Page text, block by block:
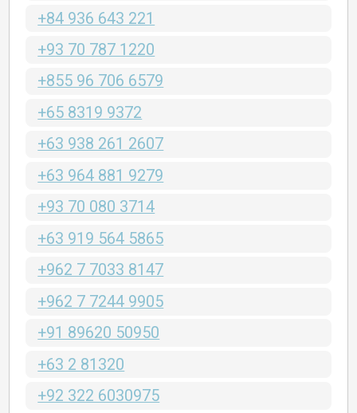
+84 936 643 221
+93 70 787 1220
+855 96 706 6579
+65 8319 9372
+63 938 261 2607
+63 964 881 9279
+93 70 080 3714
+63 919 564 5865
+962 7 7033 8147
+962 7 7244 9905
+91 89620 50950
+63 2 81320
+92 322 6030975